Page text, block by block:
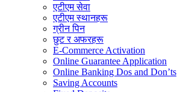
एटीएम सेवा
एटीएम स्थानहरू
ग्रीन पिन
छुट र अफरहरू
E-Commerce Activation
Online Guarantee Application
Online Banking Dos and Don’ts
Saving Accounts